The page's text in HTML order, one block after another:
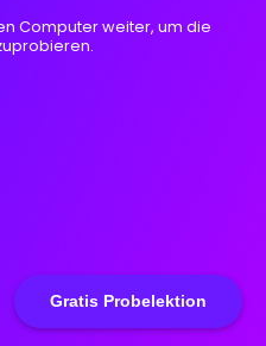
Gratis Probelektion
Computer weiter, um die